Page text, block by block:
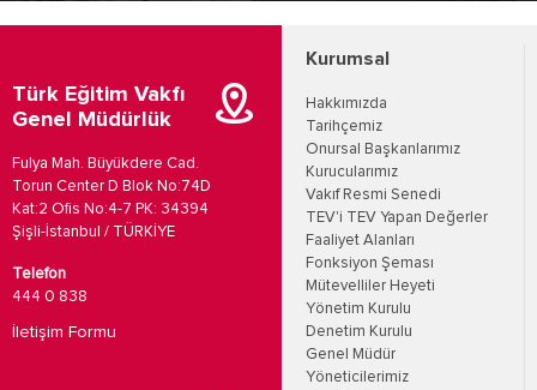
Türk Eğitim Vakfı
Genel Müdürlük
Fulya Mah. Büyükdere Cad.
Torun Center D Blok No:74D
Kat:2 Ofis No:4-7 PK: 34394
Şişli-İstanbul / TÜRKİYE
Telefon
444 0 838
İletişim Formu
Kurumsal
Hakkımızda
Tarihçemiz
Onursal Başkanlarımız
Kurucularımız
Vakıf Resmi Senedi
TEV'i TEV Yapan Değerler
Faaliyet Alanları
Fonksiyon Şeması
Mütevelliler Heyeti
Yönetim Kurulu
Denetim Kurulu
Genel Müdür
Yöneticilerimiz